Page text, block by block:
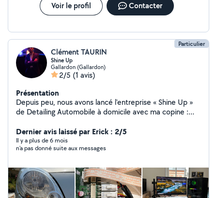
Voir le profil Contacter
Particulier
Clément TAURIN
Shine Up
Gallardon (Gallardon)
2/5 (1 avis)
Présentation
Depuis peu, nous avons lancé l'entreprise « Shine Up »
de Detailing Automobile à domicile avec ma copine :
phares Ma devise : « Un problème n'existe que si la
solution n'est pas encore mis en œuvre »
Dernier avis laissé par Erick : 2/5
Il y a plus de 6 mois
n'a pas donné suite aux messages